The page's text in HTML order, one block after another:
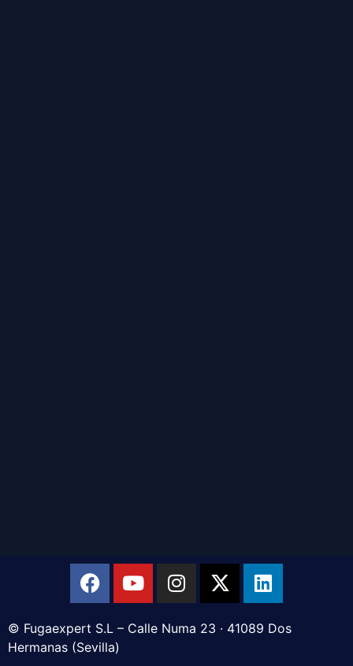
© Fugaexpert S.L – Calle Numa 23 · 41089 Dos
Hermanas (Sevilla)